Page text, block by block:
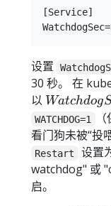
[Service]
设置
30 秒。 在
以
\div 2
Watchdog
WATCHDOG=1
看门狗未被“投
Restart
设置
watchdog" 或
启。